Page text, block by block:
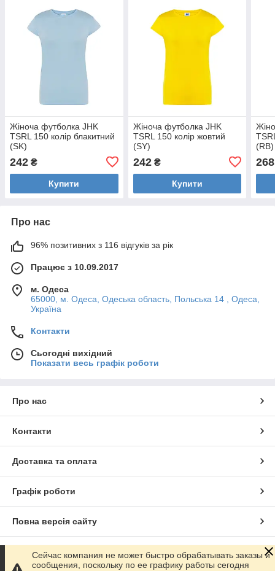
Жіноча футболка JHK
TSRL 150 колір блакитний
(SK)
242 ₴
Купити
Жіноча футболка JHK
TSRL 150 колір жовтий
(SY)
242₴
Купити
(RB)
268
Про нас
96% позитивних з 116 відгуків за рік
Працює з 10.09.2017
м. Одеса
65000, м. Одеса, Одеська область, Польська 14 , Одеса,
Україна
Контакти
Сьогодні вихідний
Показати весь графік роботи
Про нас
Контакти
Доставка та оплата
Графік роботи
Повна версія сайту
Сайт створено на маркетплейсі Prom.ua
Сейчас компания не может быстро обрабатывать заказы и
сообщения, поскольку по ее графику работы сегодня